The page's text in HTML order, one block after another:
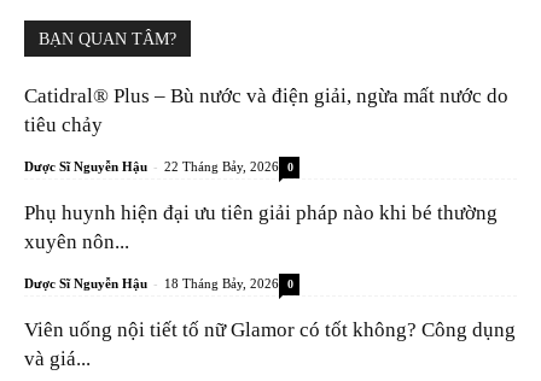
BẠN QUAN TÂM?
Catidral® Plus – Bù nước và điện giải, ngừa mất nước do
tiêu chảy
Dược Sĩ Nguyễn Hậu - 22 Tháng Bảy, 2026 0
Phụ huynh hiện đại ưu tiên giải pháp nào khi bé thường
xuyên nôn...
Dược Sĩ Nguyễn Hậu - 18 Tháng Bảy, 2026 0
Viên uống nội tiết tố nữ Glamor có tốt không? Công dụng
và giá...